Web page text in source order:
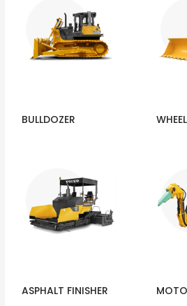
BULLDOZER
ASPHALT FINISHER